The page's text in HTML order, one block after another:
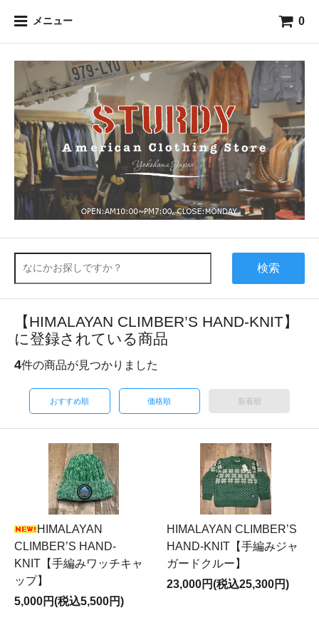
メニュー 0
検索
【HIMALAYAN CLIMBER’S HAND-KNIT】
に登録されている商品
4件の商品が見つかりました
おすすめ順 価格順 新着順
HIMALAYAN
CLIMBER’S HAND-
KNIT【手編みワッチキャ
ップ】
5,000円(税込5,500円)
HIMALAYAN CLIMBER’S
HAND-KNIT【手編みジャ
ガードクルー】
23,000円(税込25,300円)